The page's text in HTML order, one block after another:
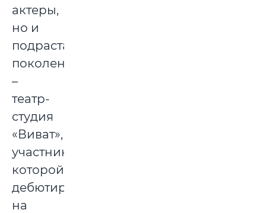
актеры,
но и
подрастающее
поколение
–
театр-
студия
«Виват»,
участники
которой
дебютировали
на